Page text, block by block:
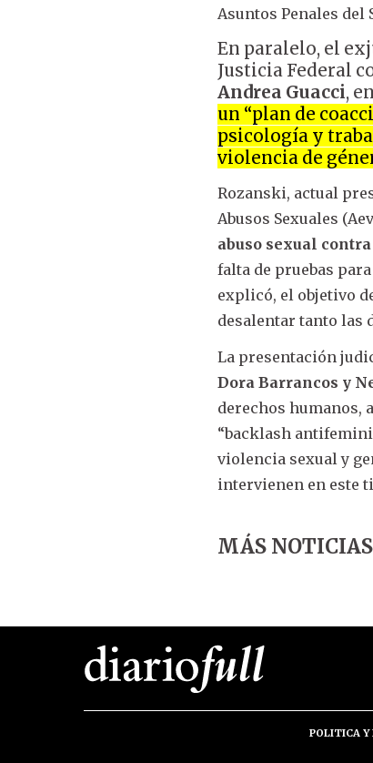
Asuntos Penales del
En paralelo, el
Justicia Federal
Andrea Guacci,
un “plan de
psicología y
violencia de
Rozanski, actual
Abusos Sexuales
abuso sexual
falta de pruebas
explicó, el objetivo
desalentar tanto las
La presentación
Dora Barrancos y
derechos humanos,
“backlash
violencia sexual y
intervienen en este
MÁS NOTICIAS
POLITICA Y